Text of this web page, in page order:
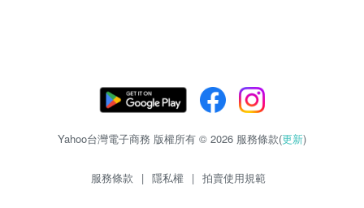
Yahoo台灣電子商務 版權所有 © 2026 服務條款(更新)
服務條款 | 隱私權 | 拍賣使用規範